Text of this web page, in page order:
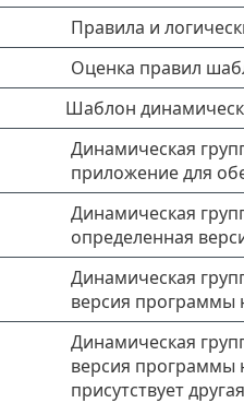
Правила и
Оценка правил
Шаблон
Динамическая
приложение для
Динамическая
определенная
Динамическая
версия программы
Динамическая
версия программы
присутствует